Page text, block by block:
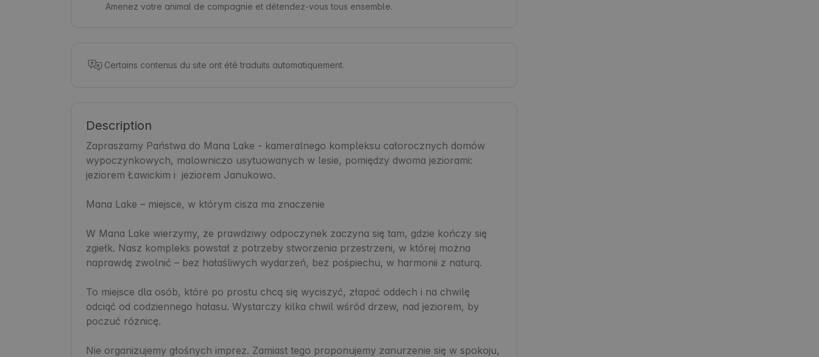
Amenez votre animal de compagnie et détendez-vous tous ensemble.
Certains contenus du site ont été traduits automatiquement.
Description
Zapraszamy Państwa do Mana Lake - kameralnego kompleksu całorocznych domów
wypoczynkowych, malowniczo usytuowanych w lesie, pomiędzy dwoma jeziorami:
jeziorem Ławickim i  jeziorem Janukowo.
Mana Lake – miejsce, w którym cisza ma znaczenie
W Mana Lake wierzymy, że prawdziwy odpoczynek zaczyna się tam, gdzie kończy się
zgiełk. Nasz kompleks powstał z potrzeby stworzenia przestrzeni, w której można
naprawdę zwolnić – bez hałaśliwych wydarzeń, bez pośpiechu, w harmonii z naturą.
To miejsce dla osób, które po prostu chcą się wyciszyć, złapać oddech i na chwilę
odciąć od codziennego hałasu. Wystarczy kilka chwil wśród drzew, nad jeziorem, by
poczuć różnicę.
Nie organizujemy głośnych imprez. Zamiast tego proponujemy zanurzenie się w spokoju,